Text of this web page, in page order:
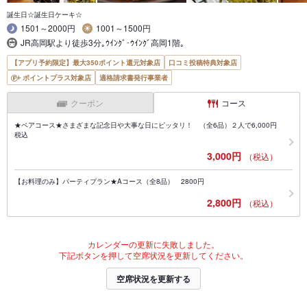
誕生日☆誕生日ケーキ☆
1501～2000円
1001～1500円
JR高岡駅より徒歩3分｡ｳｲﾝｸﾞ･ｳｲﾝｸﾞ高岡1階｡
【アプリ予約限定】最大350ポイント還元対象店
口コミ投稿特典対象店
ポイントプラス対象店
適格請求書発行事業者
クーポン コース
★ペアコース★さまざまな記念日や大事な日にピッタリ！ （全6品）２人で6,000円
税込
3,000円 （税込）
【お料理のみ】パーティプラン★Aコース（全8品） 2800円
2,800円 （税込）
カレンダーの更新に失敗しました。
下記ボタンを押して空席状況を更新してください。
空席状況を更新する